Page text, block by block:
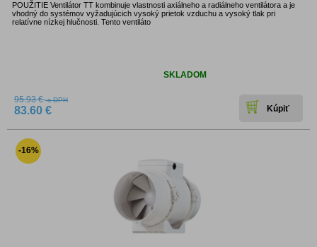
POUŽITIE Ventilátor TT kombinuje vlastnosti axiálneho a radiálneho ventilátora a je
vhodný do systémov vyžadujúcich vysoký prietok vzduchu a vysoký tlak pri
relatívne nízkej hlučnosti. Tento ventiláto
SKLADOM
95.93 €s DPH
83.60 €
-16%